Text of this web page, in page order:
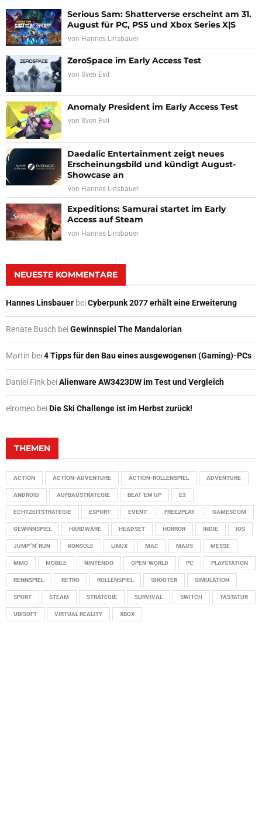
Serious Sam: Shatterverse erscheint am 31.
August für PC, PS5 und Xbox Series X|S
von Hannes Linsbauer
ZeroSpace im Early Access Test
von Sven Evil
Anomaly President im Early Access Test
von Sven Evil
Daedalic Entertainment zeigt neues
Erscheinungsbild und kündigt August-
Showcase an
von Hannes Linsbauer
Expeditions: Samurai startet im Early
Access auf Steam
von Hannes Linsbauer
NEUESTE KOMMENTARE
Hannes Linsbauer beiCyberpunk 2077 erhält eine Erweiterung
Renate Busch beiGewinnspiel The Mandalorian
Martin bei4 Tipps für den Bau eines ausgewogenen (Gaming)-PCs
Daniel Fink beiAlienware AW3423DW im Test und Vergleich
elromeo beiDie Ski Challenge ist im Herbst zurück!
THEMEN
ACTION ACTION-ADVENTURE ACTION-ROLLENSPIEL ADVENTURE
ANDROID AUFBAUSTRATEGIE BEAT 'EM UP E3
ECHTZEITSTRATEGIE ESPORT EVENT FREE2PLAY GAMESCOM
GEWINNSPIEL HARDWARE HEADSET HORROR INDIE IOS
JUMP 'N' RUN KONSOLE LINUX MAC MAUS MESSE
MMO MOBILE NINTENDO OPEN-WORLD PC PLAYSTATION
RENNSPIEL RETRO ROLLENSPIEL SHOOTER SIMULATION
SPORT STEAM STRATEGIE SURVIVAL SWITCH TASTATUR
UBISOFT VIRTUAL REALITY XBOX